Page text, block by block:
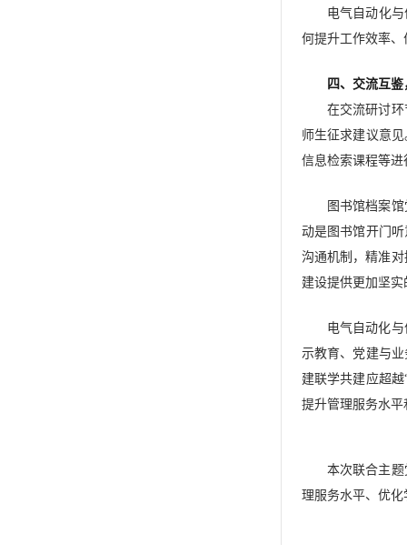
电气自动化
何提升工作效率
四、交流互
在交流研讨
师生征求建议意
信息检索课程等进
图书馆档案
动是图书馆开门
沟通机制，精准
建设提供更加坚
电气自动化
示教育、党建与
建联学共建应超
提升管理服务水
本次联合主
理服务水平、优